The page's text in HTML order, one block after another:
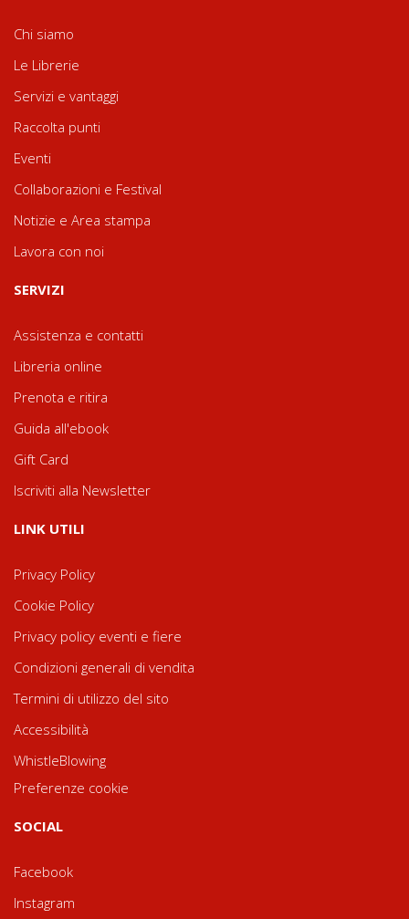
Chi siamo
Le Librerie
Servizi e vantaggi
Raccolta punti
Eventi
Collaborazioni e Festival
Notizie e Area stampa
Lavora con noi
SERVIZI
Assistenza e contatti
Libreria online
Prenota e ritira
Guida all'ebook
Gift Card
Iscriviti alla Newsletter
LINK UTILI
Privacy Policy
Cookie Policy
Privacy policy eventi e fiere
Condizioni generali di vendita
Termini di utilizzo del sito
Accessibilità
WhistleBlowing
Preferenze cookie
SOCIAL
Facebook
Instagram